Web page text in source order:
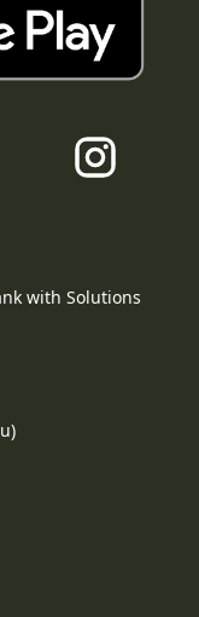
with Solutions